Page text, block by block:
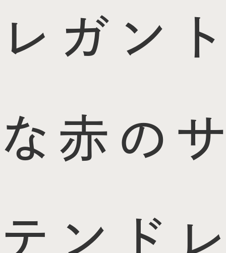
レガント
な赤のサ
テンドレ